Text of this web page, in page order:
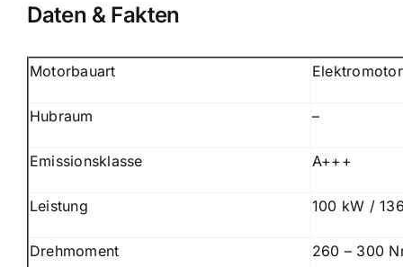
Daten & Fakten
Motorbauart Elektromotor
Hubraum –
Emissionsklasse A+++
Leistung 100 kW /
Drehmoment 260 – 300